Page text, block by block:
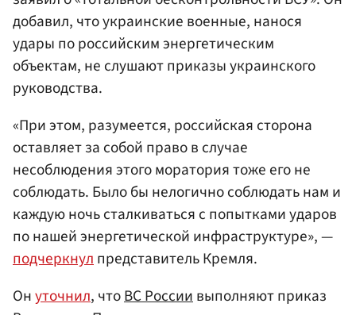
добавил, что украинские военные, нанося
удары по российским энергетическим
объектам, не слушают приказы украинского
руководства.
«При этом, разумеется, российская сторона
оставляет за собой право в случае
несоблюдения этого моратория тоже его не
соблюдать. Было бы нелогично соблюдать нам и
каждую ночь сталкиваться с попытками ударов
по нашей энергетической инфраструктуре», —
подчеркнулпредставитель Кремля.
Онуточнил, чтоВС Россиивыполняют приказ